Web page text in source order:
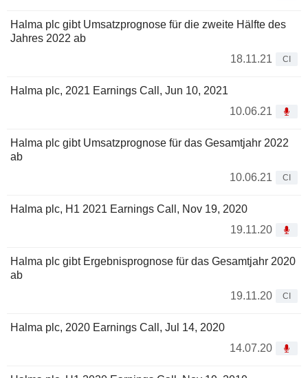
Halma plc gibt Umsatzprognose für die zweite Hälfte des
Jahres 2022 ab
18.11.21
CI
Halma plc, 2021 Earnings Call, Jun 10, 2021
10.06.21
Halma plc gibt Umsatzprognose für das Gesamtjahr 2022
ab
10.06.21
CI
Halma plc, H1 2021 Earnings Call, Nov 19, 2020
19.11.20
Halma plc gibt Ergebnisprognose für das Gesamtjahr 2020
ab
19.11.20
CI
Halma plc, 2020 Earnings Call, Jul 14, 2020
14.07.20